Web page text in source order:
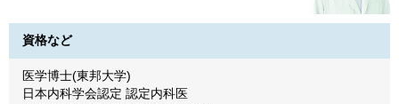
資格など
医学博士(東邦大学)
日本内科学会認定 認定内科医